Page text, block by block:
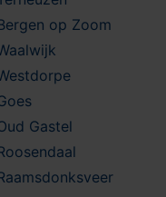
op Zoom
Gastel